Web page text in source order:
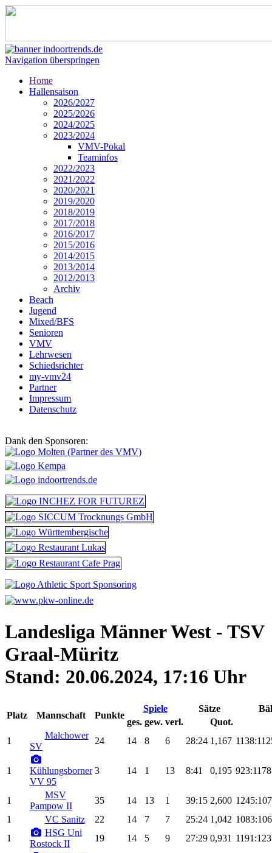
Navigation überspringen
Home
Hallensaison
2026/2027
2025/2026
2024/2025
2023/2024
VMV-Pokal
Teaminfos
2022/2023
2021/2022
2020/2021
2019/2020
2018/2019
2017/2018
2016/2017
2015/2016
2014/2015
2013/2014
2012/2013
Archiv
Beach
Jugend
Mixed/BFS
Senioren
VMV
Lehrwesen
Schiedsrichter
my-vmv24
Partner
Impressum
Datenschutz
Dank den Sponsoren:
Landesliga Männer West - TSV
Graal-Müritz
Stand: 20.06.2024, 17:16 Uhr
Platz Mannschaft Punkte
Spiele Sätze
ges. gew. verl.
Quot.
1
Malchower
SV
24 14 8 6 28:24 1,167
1
Kühlungsborner
VV 95
3 14 1 13 8:41 0,195 923:1178
1
MSV
Pampow II
35 14 13 1 39:15 2,600
1
VC Sanitz 22 14 7 7 25:24 1,042
1
HSG Uni
Rostock II
19 14 5 9 27:29 0,931